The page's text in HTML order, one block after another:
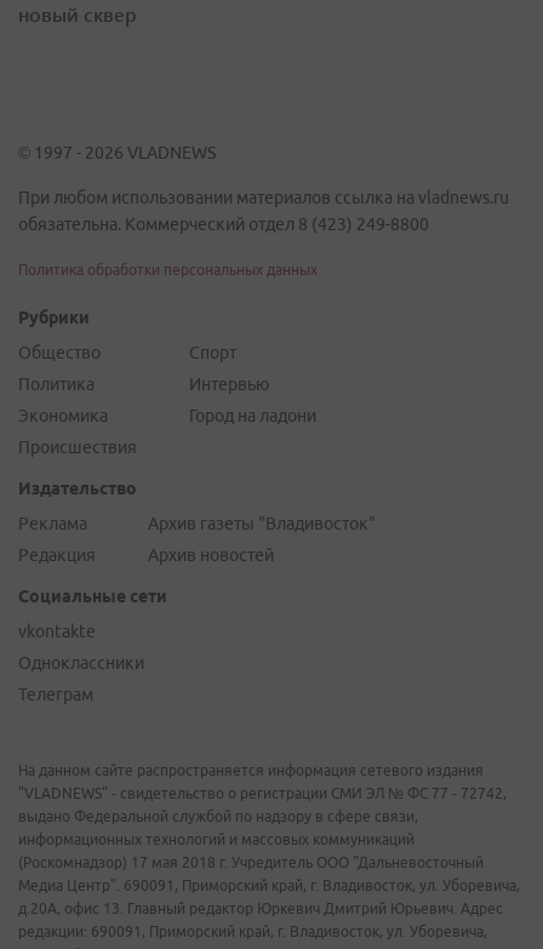
новый сквер
© 1997 - 2026 VLADNEWS
При любом использовании материалов ссылка на vladnews.ru
обязательна. Коммерческий отдел 8 (423) 249-8800
Политика обработки персональных данных
Рубрики
Общество
Политика
Экономика
Происшествия
Спорт
Интервью
Город на ладони
Издательство
Реклама
Редакция
Архив газеты "Владивосток"
Архив новостей
Социальные сети
vkontakte
Одноклассники
Телеграм
На данном сайте распространяется информация сетевого издания
"VLADNEWS" - свидетельство о регистрации СМИ ЭЛ № ФС 77 - 72742,
выдано Федеральной службой по надзору в сфере связи,
информационных технологий и массовых коммуникаций
(Роскомнадзор) 17 мая 2018 г. Учредитель ООО "Дальневосточный
Медиа Центр". 690091, Приморский край, г. Владивосток, ул. Уборевича,
д.20А, офис 13. Главный редактор Юркевич Дмитрий Юрьевич. Адрес
редакции: 690091, Приморский край, г. Владивосток, ул. Уборевича,